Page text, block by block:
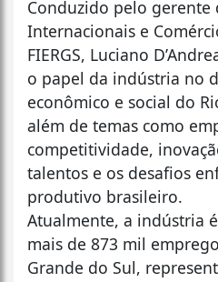
Conduzido pelo gerente
Internacionais e
FIERGS, Luciano
o papel da indústria no
econômico e social do
além de temas como
competitividade,
talentos e os desafios
produtivo brasileiro.
Atualmente, a indústria
mais de 873 mil
Grande do Sul,